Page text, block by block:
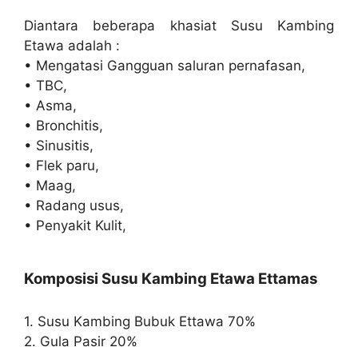
Diantara beberapa khasiat Susu Kambing
Etawa adalah :
• Mengatasi Gangguan saluran pernafasan,
• TBC,
• Asma,
• Bronchitis,
• Sinusitis,
• Flek paru,
• Maag,
• Radang usus,
• Penyakit Kulit,
Komposisi Susu Kambing Etawa Ettamas
1. Susu Kambing Bubuk Ettawa 70%
2. Gula Pasir 20%